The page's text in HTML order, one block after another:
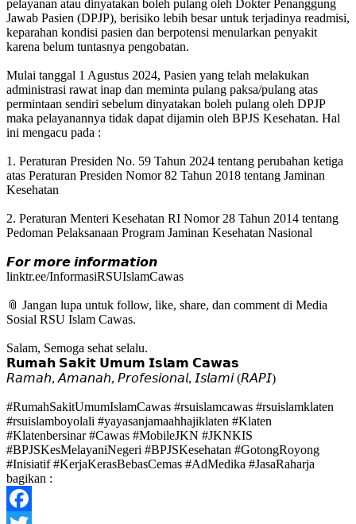
pelayanan atau dinyatakan boleh pulang oleh Dokter Penanggung
Jawab Pasien (DPJP), berisiko lebih besar untuk terjadinya readmisi,
keparahan kondisi pasien dan berpotensi menularkan penyakit
karena belum tuntasnya pengobatan.
Mulai tanggal 1 Agustus 2024, Pasien yang telah melakukan
administrasi rawat inap dan meminta pulang paksa/pulang atas
permintaan sendiri sebelum dinyatakan boleh pulang oleh DPJP
maka pelayanannya tidak dapat dijamin oleh BPJS Kesehatan. Hal
ini mengacu pada :
1. Peraturan Presiden No. 59 Tahun 2024 tentang perubahan ketiga
atas Peraturan Presiden Nomor 82 Tahun 2018 tentang Jaminan
Kesehatan
2. Peraturan Menteri Kesehatan RI Nomor 28 Tahun 2014 tentang
Pedoman Pelaksanaan Program Jaminan Kesehatan Nasional
𝙁𝙤𝙧 𝙢𝙤𝙧𝙚 𝙞𝙣𝙛𝙤𝙧𝙢𝙖𝙩𝙞𝙤𝙣
linktr.ee/InformasiRSUIslamCawas
📎 Jangan lupa untuk follow, like, share, dan comment di Media
Sosial RSU Islam Cawas.
Salam, Semoga sehat selalu.
𝗥𝘂𝗺𝗮𝗵 𝗦𝗮𝗸𝗶𝘁 𝗨𝗺𝘂𝗺 𝗜𝘀𝗹𝗮𝗺 𝗖𝗮𝘄𝗮𝘀
𝘙𝘢𝘮𝘢𝘩, 𝘈𝘮𝘢𝘯𝘢𝘩, 𝘗𝘳𝘰𝘧𝘦𝘴𝘪𝘰𝘯𝘢𝘭, 𝘐𝘴𝘭𝘢𝘮𝘪 (𝘙𝘈𝘗𝘐)
#RumahSakitUmumIslamCawas #rsuislamcawas #rsuislamklaten
#rsuislamboyolali #yayasanjamaahhajiklaten #Klaten
#Klatenbersinar #Cawas #MobileJKN #JKNKIS
#BPJSKesMelayaniNegeri #BPJSKesehatan #GotongRoyong
#Inisiatif #KerjaKerasBebasCemas #AdMedika #JasaRaharja
bagikan :